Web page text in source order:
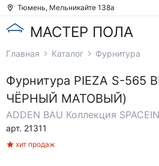
Тюмень, Мельникайте 138а
МАСТЕР ПОЛА
Главная Каталог Фурнитура
Фурнитура PIEZA S-565
ЧЁРНЫЙ МАТОВЫЙ)
ADDEN BAU Коллекция
арт. 21311
хит продаж